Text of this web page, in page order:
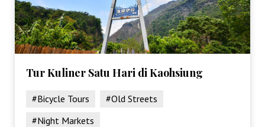
Tur Kuliner Satu Hari di Kaohsiung
#Bicycle Tours
#Old Streets
#Night Markets